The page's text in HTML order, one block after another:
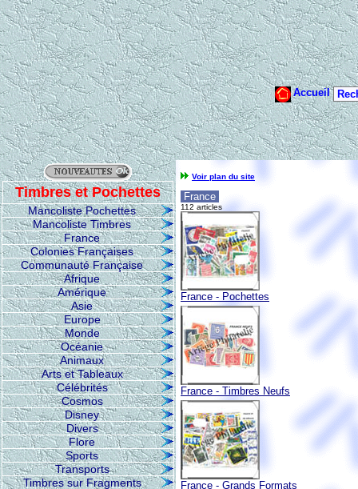
Timbres et Pochettes
Mancoliste Pochettes
Mancoliste Timbres
France
Colonies Françaises
Communauté Française
Afrique
Amérique
Asie
Europe
Monde
Océanie
Animaux
Arts et Tableaux
Célébrités
Cosmos
Disney
Divers
Flore
Sports
Transports
Timbres sur Fragments
Voir plan du site
France
112 articles
France - Pochettes
France - Timbres Neufs
France - Grands Formats